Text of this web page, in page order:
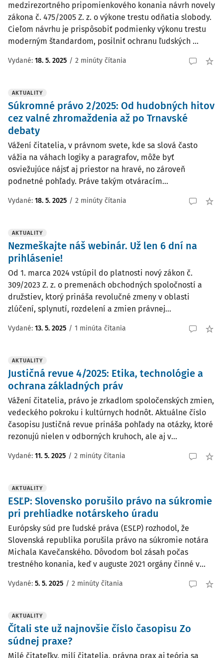
medzirezortného pripomienkového konania návrh novely
zákona č. 475/2005 Z. z. o výkone trestu odňatia slobody.
Cieľom návrhu je prispôsobiť podmienky výkonu trestu
moderným štandardom, posilniť ochranu ľudských ...
Vydané: 18. 5. 2025 / 2 minúty čítania
AKTUALITY
Súkromné právo 2/2025: Od hudobných hitov
cez valné zhromaždenia až po Trnavské
debaty
Vážení čitatelia, v právnom svete, kde sa slová často
vážia na váhach logiky a paragrafov, môže byť
osviežujúce nájsť aj priestor na hravé, no zároveň
podnetné pohľady. Práve takým otváracím...
Vydané: 18. 5. 2025 / 2 minúty čítania
AKTUALITY
Nezmeškajte náš webinár. Už len 6 dní na
prihlásenie!
Od 1. marca 2024 vstúpil do platnosti nový zákon č.
309/2023 Z. z. o premenách obchodných spoločností a
družstiev, ktorý prináša revolučné zmeny v oblasti
zlúčení, splynutí, rozdelení a zmien právnej...
Vydané: 13. 5. 2025 / 1 minúta čítania
AKTUALITY
Justičná revue 4/2025: Etika, technológie a
ochrana základných práv
Vážení čitatelia, právo je zrkadlom spoločenských zmien,
vedeckého pokroku i kultúrnych hodnôt. Aktuálne číslo
časopisu Justičná revue prináša pohľady na otázky, ktoré
rezonujú nielen v odborných kruhoch, ale aj v...
Vydané: 11. 5. 2025 / 2 minúty čítania
AKTUALITY
ESĽP: Slovensko porušilo právo na súkromie
pri prehliadke notárskeho úradu
Európsky súd pre ľudské práva (ESĽP) rozhodol, že
Slovenská republika porušila právo na súkromie notára
Michala Kavečanského. Dôvodom bol zásah počas
trestného konania, keď v auguste 2021 orgány činné v...
Vydané: 5. 5. 2025 / 2 minúty čítania
AKTUALITY
Čítali ste už najnovšie číslo časopisu Zo
súdnej praxe?
Milé čitateľky, milí čitatelia, právna prax aj teória sa